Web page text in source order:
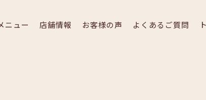
ニュー 店舗情報 お客様の声 よくあるご質問